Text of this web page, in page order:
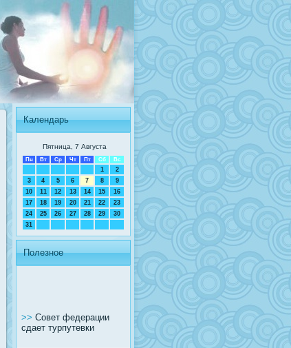
Календарь
Пятница, 7 Августа
Пн Вт Ср Чт Пт Сб Вс
1
2
3
4 5 6 7 8
9
10
11 12 13 14 15
16
17
18 19 20 21 22
23
24
25 26 27 28 29
30
31
Полезное
>> Совет федерации
сдает турпутевки